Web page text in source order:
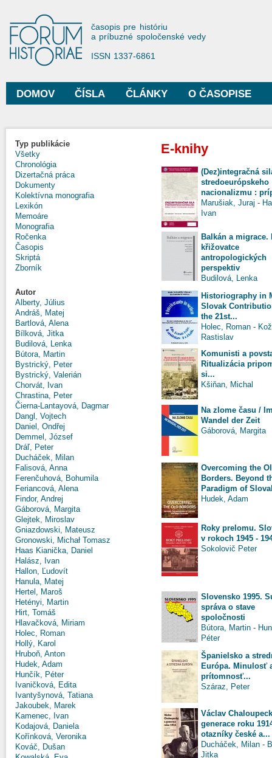
Forum Historiae
časopis pre históriu
a príbuzné spoločenské vedy
ISSN 1337-6861
Hlavné menu
DOMOV ČÍSLA ČLÁNKY O ČASOPISE
Typ publikácie
Všetky
Chronológia
Dizertačná práca
Dokumenty
Kolektívna monografia
Lexikón
Memoáre
Monografia
Ročenka
Časopis
Skriptá
Zborník
Autor
Alberty, Július
Andráš, Matej
Bartlová, Alena
Bílková, Jitka
Budilová, Lenka
Bútora, Martin
Bystrický, Peter
Bystrický, Valerián
Chorvát, Ivan
Chrastina, Peter
Čierna-Lantayová, Dagmar
Dangl, Vojtech
Daniel, Ondřej
Demmel, József
Dráľ, Peter
Ducháček, Milan
Falisová, Anna
Ferenčuhová, Bohumila
Feriancová, Alena
Findor, Andrej
Gáborová, Margita
Glejtek, Miroslav
Gniazdowski, Mateusz
Gronowski, Michał Tomasz
Haas Kianička, Daniel
Halász, Ivan
Hallon, Ľudovít
Hanula, Matej
Hertel, Maroš
Hetényi, Martin
Hirt, Tomáš
Hlavačková, Miriam
Holec, Roman
Hollý, Karol
Hruboň, Anton
Hudek, Adam
Hunčík, Péter
Ivaničková, Edita
Ivantyšynová, Tatiana
Jakoubek, Marek
Kamenec, Ivan
Kodajová, Daniela
Kořínková, Veronika
Kováč, Dušan
E-knihy
(Dez)integračná
stredoeurópskeho
nacionalizmu :
Marušiak, Juraj -
Ivan
Balkán a migrace.
křižovatce
antropologických
perspektiv
Budilová, Lenka
Historiography in
Slovak
the 21st...
Holec, Roman -
Rastislav
Komunisti a
Ritualizácia
si...
Kšiňan, Michal
Na zlome času /
Wandel der Zeit
Gáborová, Margita
Overcoming the
Borders. Beyond
Paradigm of
Hudek, Adam
Roky prelomu.
v rokoch 1945 -
Sokolovič Peter
Slovensko 1995.
správa o stave
spoločnosti
Bútora, Martin -
Péter
Španielsko a
Európa. Minulosť
prítomnosť...
Száraz, Peter
Václav
generace roku
otazníky české a...
Ducháček, Milan -
Jitka